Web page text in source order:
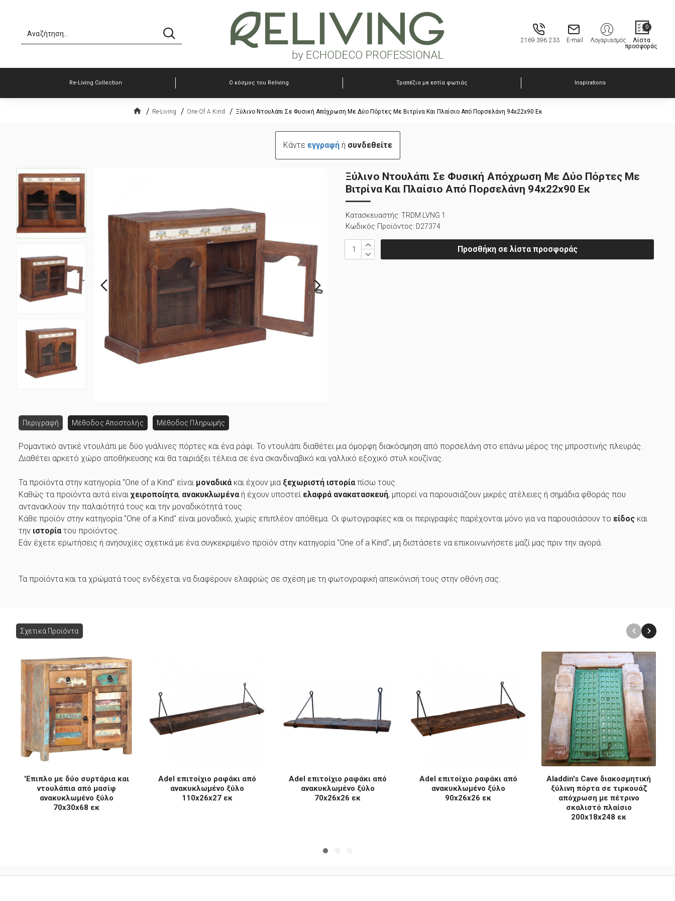
2169 396 233 E-mail Λογαριασμός
Λίστα
προσφοράς
0
Re-Living Collection Ο κόσμος του Reliving Τραπέζια με εστία φωτιάς Inspirations
Re-Living One Of A Kind Ξύλινο Ντουλάπι Σε Φυσική Απόχρωση Με Δύο Πόρτες Με Βιτρίνα Και Πλαίσιο Από Πορσελάνη 94x22x90 Εκ
Κάντε εγγραφήή συνδεθείτε
Ξύλινο Ντουλάπι Σε Φυσική Απόχρωση Με Δύο Πόρτες Με
Βιτρίνα Και Πλαίσιο Από Πορσελάνη 94x22x90 Εκ
Κατασκευαστής: TRDM LVNG 1
Κωδικός Προϊόντος: D27374
Προσθήκη σε λίστα προσφοράς
Περιγραφή Μέθοδος Αποστολής Μέθοδος Πληρωμής
Ρομαντικό αντικέ ντουλάπι με δύο γυάλινες πόρτες και ένα ράφι. Το ντουλάπι διαθέτει μια όμορφη διακόσμηση από πορσελάνη στο επάνω μέρος της μπροστινής πλευράς.
Διαθέτει αρκετό χώρο αποθήκευσης και θα ταιριάξει τέλεια σε ένα σκανδιναβικό και γαλλικό εξοχικό στυλ κουζίνας.
Τα προϊόντα στην κατηγορία "One of a Kind" είναι μοναδικά και έχουν μια ξεχωριστή ιστορίαπίσω τους.
Καθώς τα προϊόντα αυτά είναιχειροποίητα, ανακυκλωμένα ή έχουν υποστεί ελαφρά ανακατασκευή, μπορεί να παρουσιάζουν μικρές ατέλειες ή σημάδια φθοράς που
αντανακλούν την παλαιότητά τους και την μοναδικότητά τους.
Κάθε προϊόν στην κατηγορία "One of a Kind" είναι μοναδικό, χωρίς επιπλέον απόθεμα. Οι φωτογραφίες και οι περιγραφές παρέχονται μόνο για να παρουσιάσουν το είδος και
την ιστορίατου προϊόντος.
Εάν έχετε ερωτήσεις ή ανησυχίες σχετικά με ένα συγκεκριμένο προϊόν στην κατηγορία "One of a Kind", μη διστάσετε να επικοινωνήσετε μαζί μας πριν την αγορά.
Τα προϊόντα και τα χρώματά τους ενδέχεται να διαφέρουν ελαφρώς σε σχέση με τη φωτογραφική απεικόνισή τους στην οθόνη σας.
Σχετικά Προϊόντα
'Επιπλο με δύο συρτάρια και
ντουλάπια από μασίφ
ανακυκλωμένο ξύλο
70x30x68 εκ
Adel επιτοίχιο ραφάκι από
ανακυκλωμένο ξύλο
110x26x27 εκ
Adel επιτοίχιο ραφάκι από
ανακυκλωμένο ξύλο
70x26x26 εκ
Adel επιτοίχιο ραφάκι από
ανακυκλωμένο ξύλο
90x26x26 εκ
Aladdin's Cave διακοσμητική
ξύλινη πόρτα σε τιρκουάζ
απόχρωση με πέτρινο
σκαλιστό πλαίσιο
200x18x248 εκ